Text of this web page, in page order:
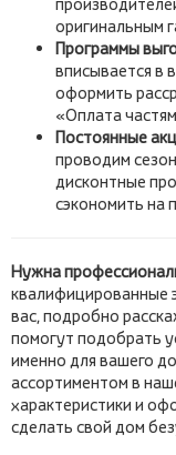
оригинальным
Программы
вписывается в
оформить
«Оплата
Постоянные
проводим
дисконтные
сэкономить на
Нужна
квалифицированные
вас, подробно
помогут подобрать
именно для вашего
ассортиментом в
характеристики и
сделать свой дом